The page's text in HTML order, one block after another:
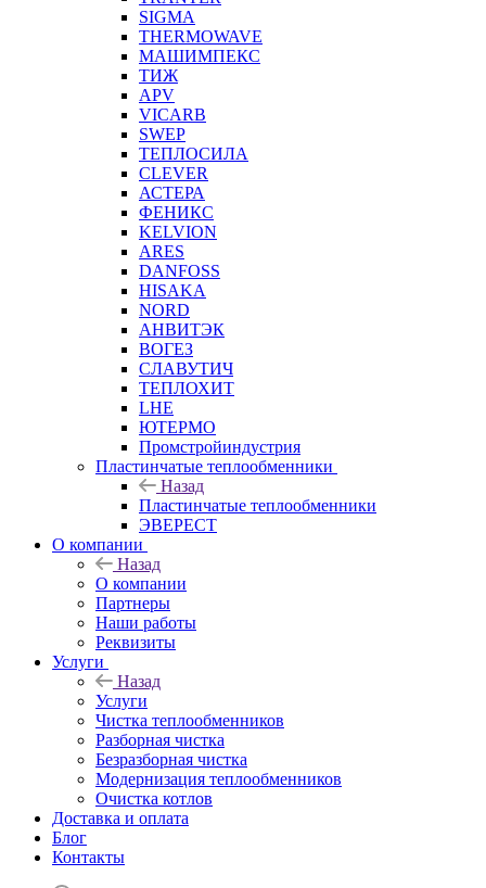
SIGMA
THERMOWAVE
МАШИМПЕКС
ТИЖ
APV
VICARB
SWEP
ТЕПЛОСИЛА
CLEVER
АСТЕРА
ФЕНИКС
KELVION
ARES
DANFOSS
HISAKA
NORD
АНВИТЭК
ВОГЕЗ
СЛАВУТИЧ
ТЕПЛОХИТ
LHE
ЮТЕРМО
Промстройиндустрия
Пластинчатые теплообменники
Назад
Пластинчатые теплообменники
ЭВЕРЕСТ
О компании
Назад
О компании
Партнеры
Наши работы
Реквизиты
Услуги
Назад
Услуги
Чистка теплообменников
Разборная чистка
Безразборная чистка
Модернизация теплообменников
Очистка котлов
Доставка и оплата
Блог
Контакты